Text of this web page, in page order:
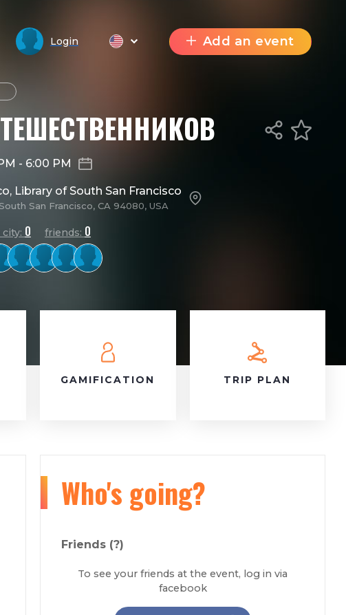
Login Add an event
- 6:00 PM
Library of South San Francisco
San Francisco, CA 94080, USA
0 friends: 0
GAMIFICATION TRIP PLAN
Who's going?
Friends (?)
To see your friends at the event, log in via
facebook